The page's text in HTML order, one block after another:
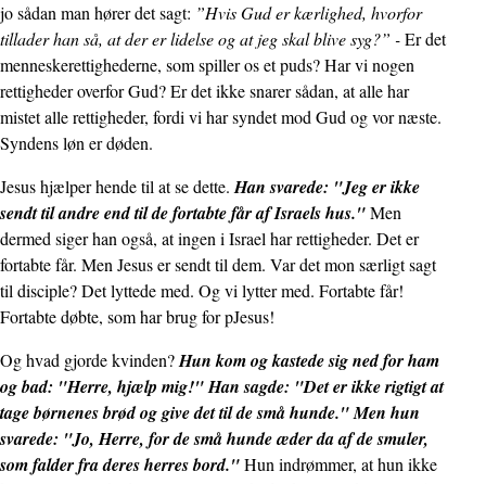
jo sådan man hører det sagt: ”Hvis Gud er kærlighed, hvorfor
tillader han så, at der er lidelse og at jeg skal blive syg?” -Er det
menneskerettighederne, som spiller os et puds? Har vi nogen
rettigheder overfor Gud? Er det ikke snarer sådan, at alle har
mistet alle rettigheder, fordi vi har syndet mod Gud og vor næste.
Syndens løn er døden.
Jesus hjælper hende til at se dette. Han svarede: "Jeg er ikke
sendt til andre end til de fortabte får af Israels hus."Men
dermed siger han også, at ingen i Israel har rettigheder. Det er
fortabte får. Men Jesus er sendt til dem. Var det mon særligt sagt
til disciple? Det lyttede med. Og vi lytter med. Fortabte får!
Fortabte døbte, som har brug for pJesus!
Og hvad gjorde kvinden?Hun kom og kastede sig ned for ham
og bad: "Herre, hjælp mig!" Han sagde: "Det er ikke rigtigt at
tage børnenes brød og give det til de små hunde." Men hun
svarede: "Jo, Herre, for de små hunde æder da af de smuler,
som falder fra deres herres bord."Hun indrømmer, at hun ikke